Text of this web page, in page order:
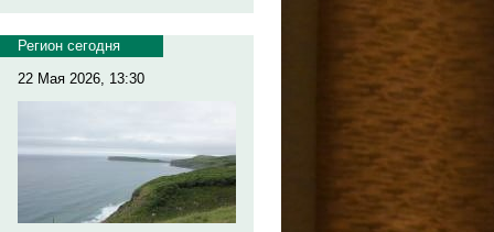
Регион сегодня
22 Мая 2026, 13:30